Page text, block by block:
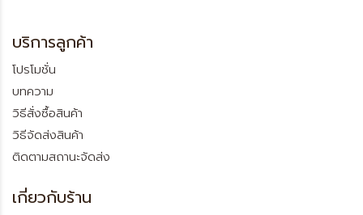
ออฟฟิศซินโดรม
บริการลูกค้า
โปรโมชั่น
บทความ
วิธีสั่งซื้อสินค้า
วิธีจัดส่งสินค้า
ติดตามสถานะจัดส่ง
เกี่ยวกับร้าน